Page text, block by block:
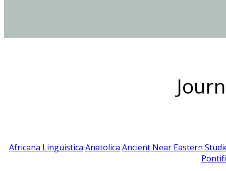
Africana Linguistica Anatolica Ancient Near Eastern